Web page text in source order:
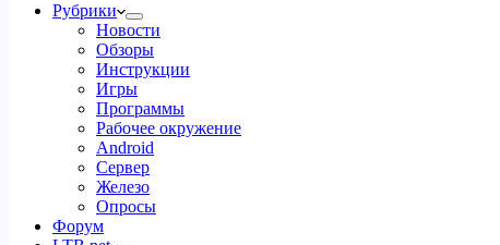
Рубрики
Новости
Обзоры
Инструкции
Игры
Программы
Рабочее окружение
Android
Сервер
Железо
Опросы
Форум